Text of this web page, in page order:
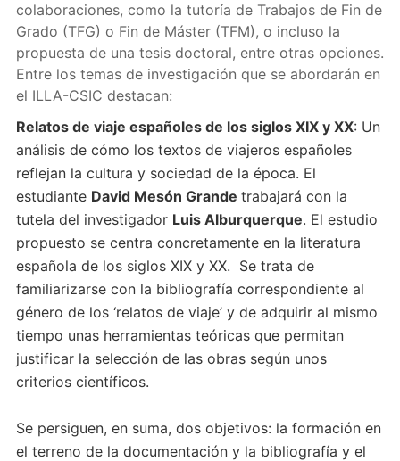
colaboraciones, como la tutoría de Trabajos de Fin de
Grado (TFG) o Fin de Máster (TFM), o incluso la
propuesta de una tesis doctoral, entre otras opciones.
Entre los temas de investigación que se abordarán en
el ILLA-CSIC destacan:
Relatos de viaje españoles de los siglos XIX y XX: Un
análisis de cómo los textos de viajeros españoles
reflejan la cultura y sociedad de la época. El
estudiante David Mesón Grande trabajará con la
tutela del investigador Luis Alburquerque. El estudio
propuesto se centra concretamente en la literatura
española de los siglos XIX y XX. Se trata de
familiarizarse con la bibliografía correspondiente al
género de los ‘relatos de viaje’ y de adquirir al mismo
tiempo unas herramientas teóricas que permitan
justificar la selección de las obras según unos
criterios científicos.
Se persiguen, en suma, dos objetivos: la formación en
el terreno de la documentación y la bibliografía y el